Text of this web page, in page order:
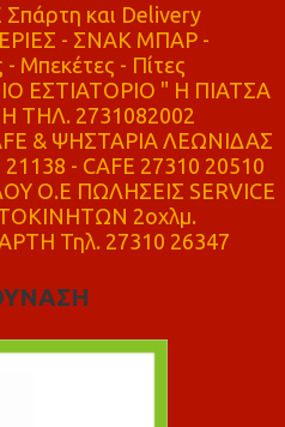
Σπάρτη και Delivery
- ΣΝΑΚ ΜΠΑΡ -
Μπεκέτες - Πίτες
ΕΣΤΙΑΤΟΡΙΟ " Η ΠΙΑΤΣΑ
ΤΗΛ. 2731082002
& ΨΗΣΤΑΡΙΑ ΛΕΩΝΙΔΑΣ
- CAFE 27310 20510
Ο.Ε ΠΩΛΗΣΕΙΣ SERVICE
2οχλμ.
Τηλ. 27310 26347